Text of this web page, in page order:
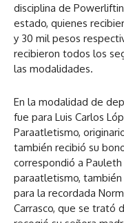
disciplina de
estado, quienes
y 30 mil pesos
recibieron todos los
las modalidades.
En la modalidad de
fue para Luis Carlos
Paraatletismo,
también recibió su
correspondió a
paraatletismo,
para la recordada
Carrasco, que se trató